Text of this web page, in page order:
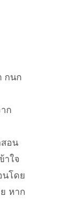
กนก
ก
สอน
าใจ
โดย
หาก